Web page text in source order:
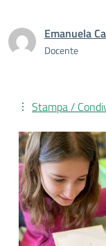
Emanuela
Docente
Stampa /